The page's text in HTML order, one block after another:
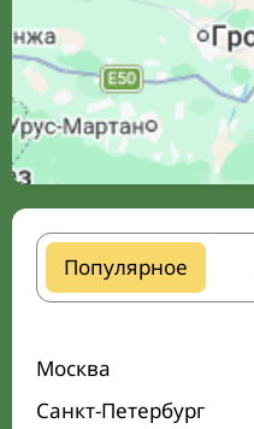
Популярное
Москва
Санкт-Петербург